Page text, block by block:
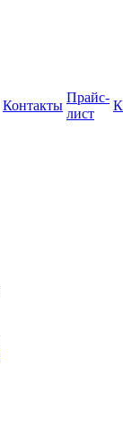
Контакты
Прайс-
лист